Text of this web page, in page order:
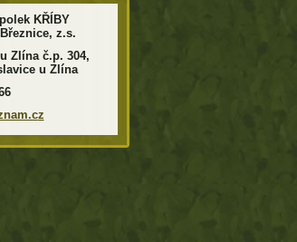
KŘÍBY
z.s.
Zlína č.p. 304,
u Zlína
z